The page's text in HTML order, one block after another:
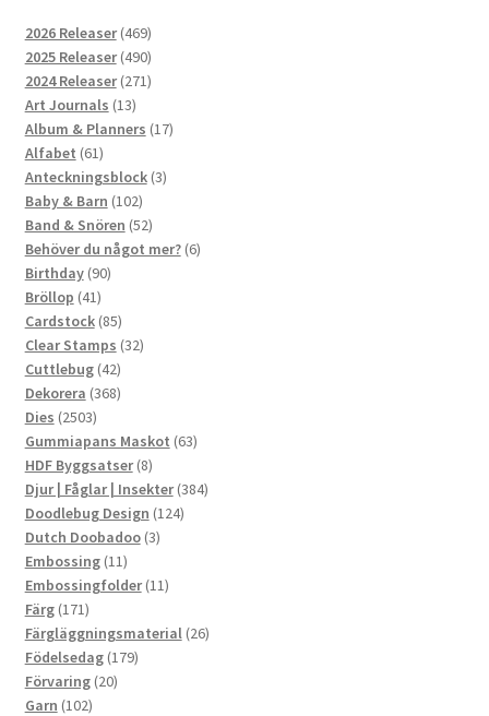
2026 Releaser 469469
produkter
2025 Releaser 490490
produkter
2024 Releaser 271271
Art Journals 1313
produkter
Album & Planners 1717
Alfabet 6161
produkter
Anteckningsblock 33
Baby & Barn 102102
produkter
Band & Snören 5252
produkter
Behöver du något mer? 66
Birthday 9090
Bröllop 4141
produkter
Cardstock 8585
produkter
Clear Stamps 3232
Cuttlebug 4242
produkter
Dekorera 368368
Dies 25032503
produkter
Gummiapans Maskot 6363
HDF Byggsatser 88
produkter
Djur | Fåglar | Insekter 384384
Doodlebug Design 124124
Dutch Doobadoo 33
Embossing 1111
produkter
Embossingfolder 1111
Färg 171171
produkter
Färgläggningsmaterial 2626
Födelsedag 179179
Förvaring 2020
Garn 102102